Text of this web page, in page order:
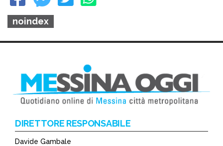
noindex
DIRETTORE RESPONSABILE
Davide Gambale